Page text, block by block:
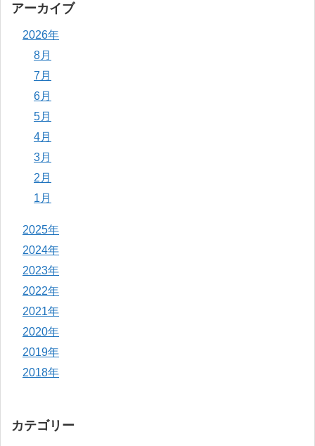
アーカイブ
2026年
8月
7月
6月
5月
4月
3月
2月
1月
2025年
2024年
2023年
2022年
2021年
2020年
2019年
2018年
カテゴリー